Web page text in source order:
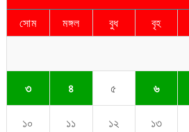
সোম মঙ্গল বুধ বৃহ
৩ ৪ ৫ ৬
১০ ১১ ১২ ১৩